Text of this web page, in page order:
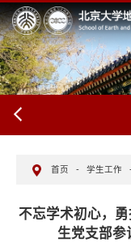
首页 - 学生工作
不忘学术初心，
生党支部参